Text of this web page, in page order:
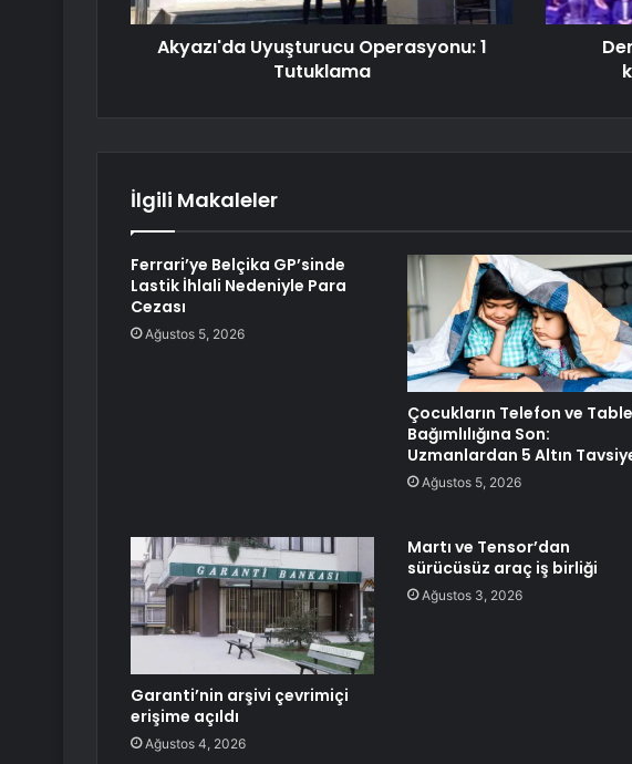
Akyazı'da Uyuşturucu Operasyonu: 1
Tutuklama
İlgili Makaleler
Ferrari’ye Belçika GP’sinde
Lastik İhlali Nedeniyle Para
Cezası
Ağustos 5, 2026
Çocukların Telefon ve
Bağımlılığına Son:
Uzmanlardan 5 Altın
Ağustos 5, 2026
Garanti’nin arşivi çevrimiçi
erişime açıldı
Ağustos 4, 2026
Martı ve Tensor’dan
sürücüsüz araç iş birliği
Ağustos 3, 2026